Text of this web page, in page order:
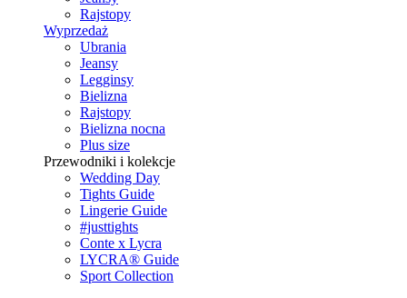
Rajstopy
Wyprzedaż
Ubrania
Jeansy
Legginsy
Bielizna
Rajstopy
Bielizna nocna
Plus size
Przewodniki i kolekcje
Wedding Day
Tights Guide
Lingerie Guide
#justtights
Conte x Lycra
LYCRA® Guide
Sport Сollection